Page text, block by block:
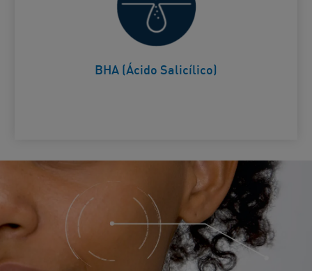
BHA (Ácido Salicílico)
Ayuda a eliminar las
imperfecciones​